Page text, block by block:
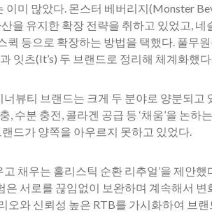
미 많았다. 몬스터 베버리지(Monster
을 유지한 확장 전략을 취하고 있었고,
퀵 등으로 확장하는 방법을 택했다. 풀무
잇츠(It’s) 두 브랜드로 정리해 체계화했다.
뷰티 브랜드는 크게 두 분야로 양분되고
, 수분 충전, 콜라겐 공급 등 ‘채움’을 논하
드가 양쪽을 아우르지 못하고 있었다.
채우는 홀리스틱 순환 리추얼’을 제안했
은 서로를 끊임없이 보완하며 계속해서
오와 신뢰성 높은 RTB를 가시화하여 브